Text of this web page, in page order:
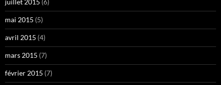
juillet 2015 (6)
mai 2015 (5)
avril 2015 (4)
mars 2015 (7)
février 2015 (7)